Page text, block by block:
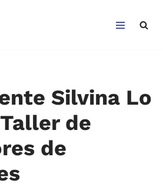
Silvina Lo
de
de